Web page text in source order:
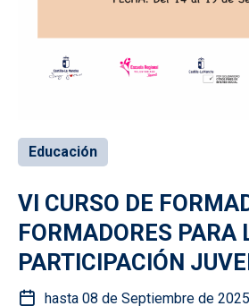
Educación
VI CURSO DE
FORMADORES PARA
PARTICIPACIÓN
hasta 08 de Septiembre de 2025